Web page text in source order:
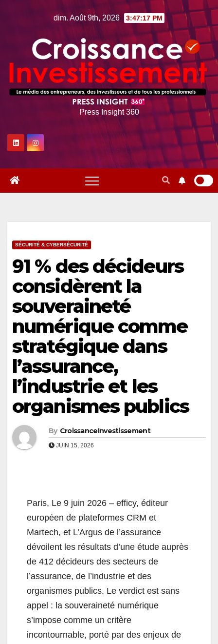
dim. Août 9th, 2026 3:47:18 PM
Press Insight 360
SÉCURITÉ & CYBERSÉCURITÉ
91 % des décideurs
considèrent la
souveraineté
numérique comme
stratégique dans
l’assurance,
l’industrie et les
organismes publics
By CroissanceInvestissement
JUIN 15, 2026
Paris, Le 9 juin 2026 – efficy, éditeur
européen de plateformes CRM et
Martech, et L’Argus de l’assurance
dévoilent les résultats d’une étude auprès
de 412 décideurs des secteurs de
l’assurance, de l’industrie et des
organismes publics. Le verdict est sans
appel : la souveraineté numérique
s’impose comme un critère
incontournable, porté par des enjeux de